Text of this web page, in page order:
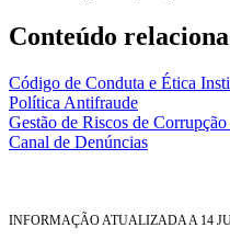
Conteúdo
Código de Conduta e Ética
Política Antifraude
Gestão de Riscos de
Canal de Denúncias
INFORMAÇÃO ATUALIZADA A 14